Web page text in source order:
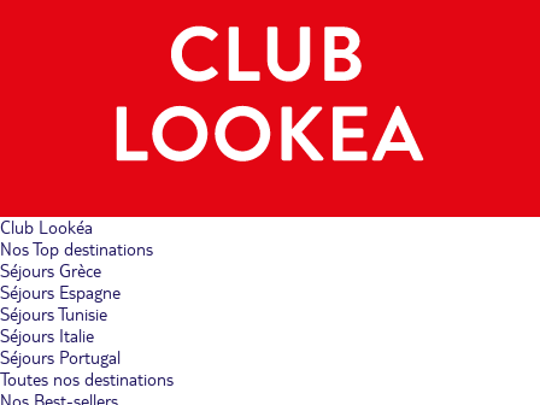
Club Lookéa
Nos Top destinations
Séjours Grèce
Séjours Espagne
Séjours Tunisie
Séjours Italie
Séjours Portugal
Toutes nos destinations